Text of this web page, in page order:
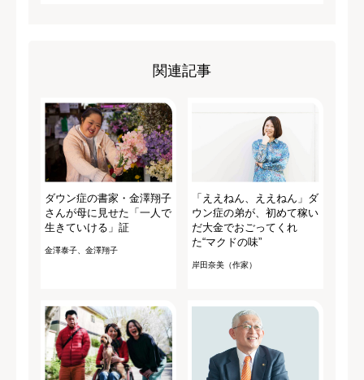
関連記事
ダウン症の書家・金澤翔子
さんが母に見せた「一人で
生きていける」証
金澤泰子、金澤翔子
「ええねん、ええねん」ダ
ウン症の弟が、初めて稼い
だ大金でおごってくれ
た“マクドの味”
岸田奈美（作家）